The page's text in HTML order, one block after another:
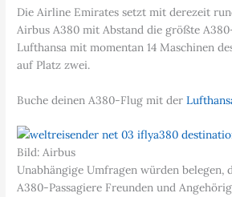
Die Airline Emirates setzt mit derezeit
Airbus A380 mit Abstand die größte
Lufthansa mit momentan 14 Maschinen
auf Platz zwei.
Buche deinen A380-Flug mit der
Bild: Airbus
Unabhängige Umfragen würden belegen,
A380-Passagiere Freunden und